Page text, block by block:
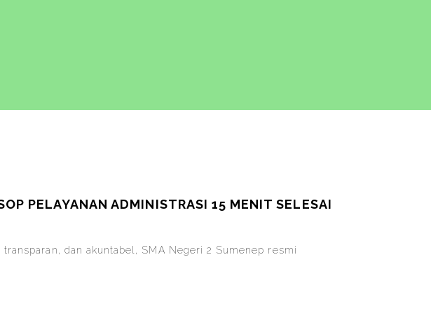
PELAYANAN ADMINISTRASI 15 MENIT SELESAI
dan akuntabel, SMA Negeri 2 Sumenep resmi